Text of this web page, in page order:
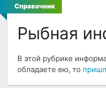
Справочник
Рыбная
В этой рубрике
обладаете ею, то